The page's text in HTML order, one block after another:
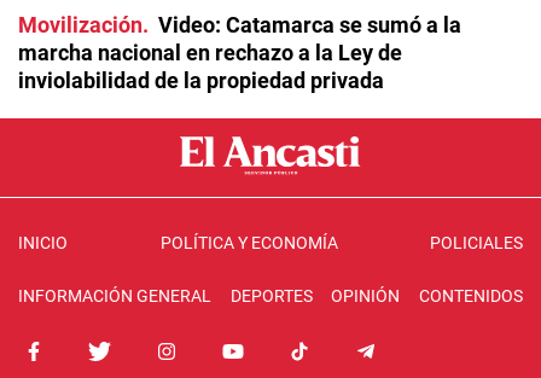
Movilización
Video: Catamarca se sumó a la
marcha nacional en rechazo a la Ley de
inviolabilidad de la propiedad privada
INICIO POLÍTICA Y ECONOMÍA POLICIALES
INFORMACIÓN GENERAL DEPORTES OPINIÓN CONTENIDOS